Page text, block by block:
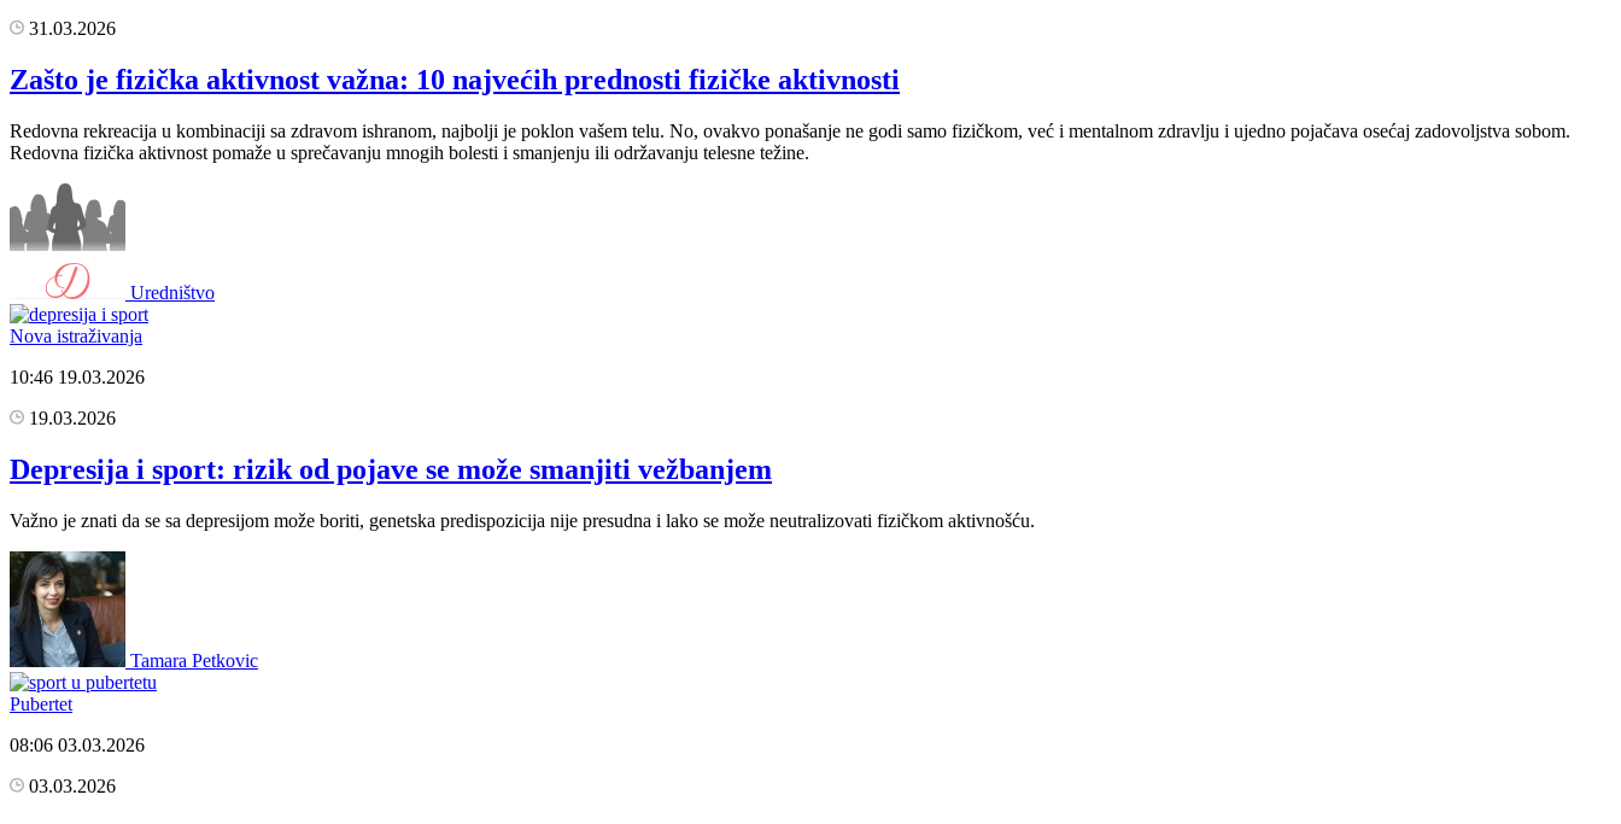
31.03.2026
Zašto je fizička aktivnost važna: 10 najvećih prednosti fizičke aktivnosti
Redovna rekreacija u kombinaciji sa zdravom ishranom, najbolji je poklon vašem telu. No, ovakvo ponašanje ne godi samo fizičkom, već i mentalnom zdravlju i ujedno pojačava osećaj zadovoljstva sobom.
Redovna fizička aktivnost pomaže u sprečavanju mnogih bolesti i smanjenju ili održavanju telesne težine.
Uredništvo
Nova istraživanja
10:46 19.03.2026
19.03.2026
Depresija i sport: rizik od pojave se može smanjiti vežbanjem
Važno je znati da se sa depresijom može boriti, genetska predispozicija nije presudna i lako se može neutralizovati fizičkom aktivnošću.
Tamara Petkovic
Pubertet
08:06 03.03.2026
03.03.2026